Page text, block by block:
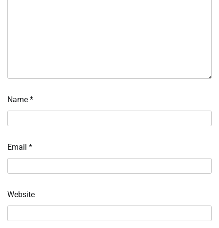
Name *
Email *
Website